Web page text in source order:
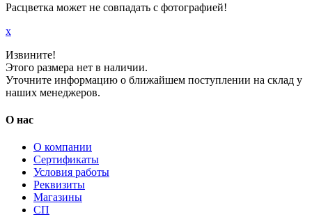
Расцветка может не совпадать с фотографией!
x
Извините!
Этого размера нет в наличии.
Уточните информацию о ближайшем поступлении на склад у
наших менеджеров.
О нас
О компании
Сертификаты
Условия работы
Реквизиты
Магазины
СП